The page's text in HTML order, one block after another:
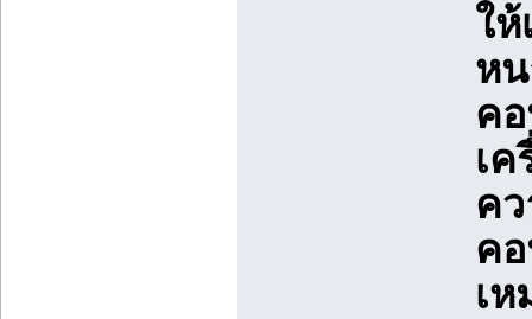
ใ
ห
ค
เ
ค
ค
เ